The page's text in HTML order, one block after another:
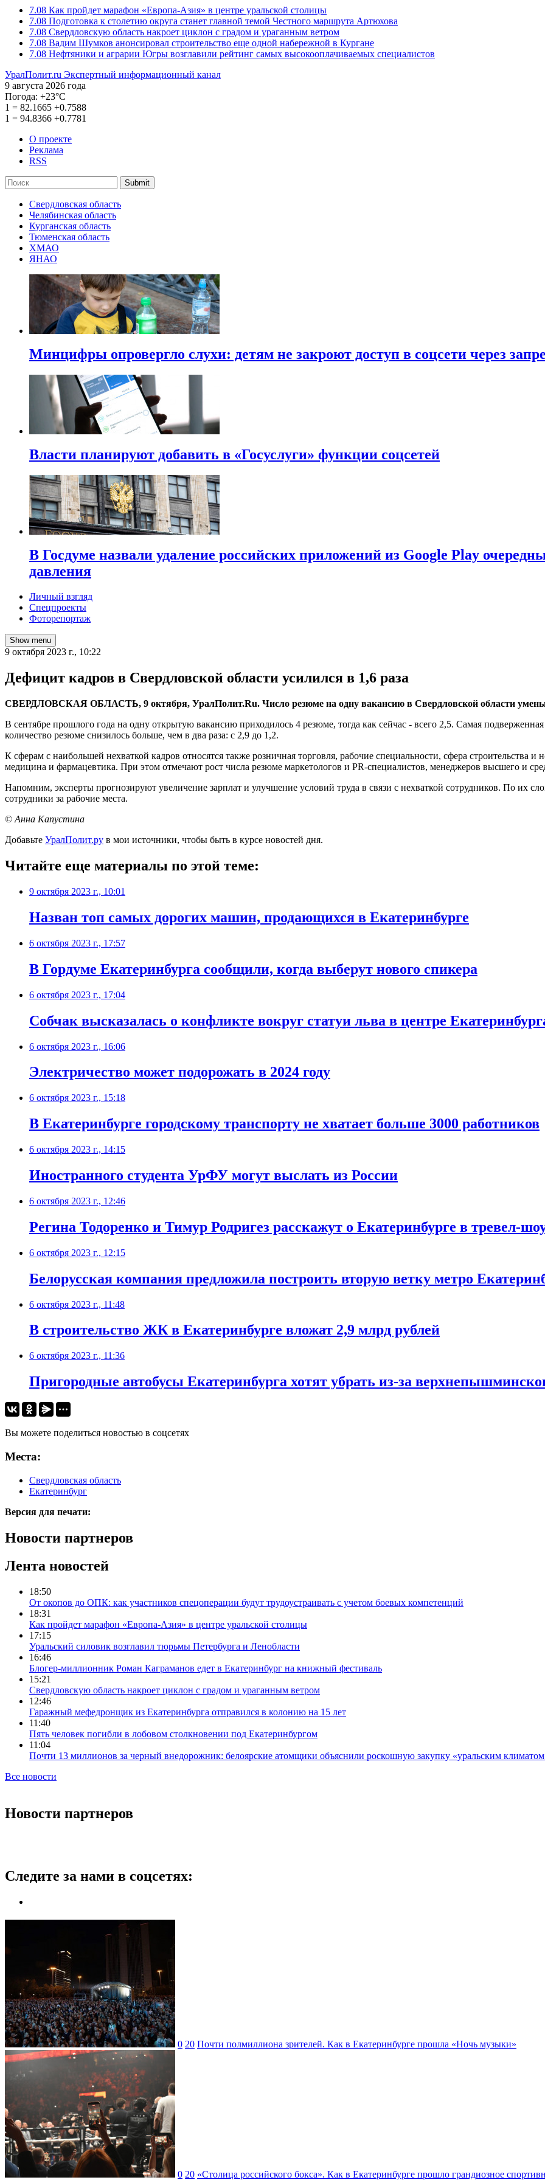
7.08 Как пройдет марафон «Европа-Азия» в центре уральской столицы
7.08 Подготовка к столетию округа станет главной темой Честного маршрута Артюхова
7.08 Свердловскую область накроет циклон с градом и ураганным ветром
7.08 Вадим Шумков анонсировал строительство еще одной набережной в Кургане
7.08 Нефтяники и аграрии Югры возглавили рейтинг самых высокооплачиваемых специалистов
УралПолит.ru Экспертный информационный канал
9 августа 2026 года
Погода: +23°С
1 = 82.1665 +0.7588
1 = 94.8366 +0.7781
О проекте
Реклама
RSS
Submit
Свердловская область
Челябинская область
Курганская область
Тюменская область
ХМАО
ЯНАО
Минцифры опровергло слухи: детям не закроют доступ в соцсети через
Власти планируют добавить в «Госуслуги» функции соцсетей
В Госдуме назвали удаление российских приложений из Google Play
давления
Личный взгляд
Спецпроекты
Фоторепортаж
Show menu
9 октября 2023 г., 10:22
Дефицит кадров в Свердловской области усилился в 1,6 раза
СВЕРДЛОВСКАЯ ОБЛАСТЬ, 9 октября, УралПолит.Ru. Число резюме на одну вакансию в Свердловской области
В сентябре прошлого года на одну открытую вакансию приходилось 4 резюме, тогда как сейчас - всего 2,5. Самая
количество резюме снизилось больше, чем в два раза: с 2,9 до 1,2.
К сферам с наибольшей нехваткой кадров относятся также розничная торговля, рабочие специальности, сфера строительства
медицина и фармацевтика. При этом отмечают рост числа резюме маркетологов и PR-специалистов, менеджеров высшего и
Напомним, эксперты прогнозируют увеличение зарплат и улучшение условий труда в связи с нехваткой сотрудников. По их
сотрудники за рабочие места.
© Анна Капустина
Добавьте УралПолит.ру в мои источники, чтобы быть в курсе новостей дня.
Читайте еще материалы по этой теме:
9 октября 2023 г., 10:01
Назван топ самых дорогих машин, продающихся в Екатеринбурге
6 октября 2023 г., 17:57
В Гордуме Екатеринбурга сообщили, когда выберут нового спикера
6 октября 2023 г., 17:04
Собчак высказалась о конфликте вокруг статуи льва в центре
6 октября 2023 г., 16:06
Электричество может подорожать в 2024 году
6 октября 2023 г., 15:18
В Екатеринбурге городскому транспорту не хватает больше 3000 работников
6 октября 2023 г., 14:15
Иностранного студента УрФУ могут выслать из России
6 октября 2023 г., 12:46
Регина Тодоренко и Тимур Родригез расскажут о Екатеринбурге в тревел-
6 октября 2023 г., 12:15
Белорусская компания предложила построить вторую ветку метро
6 октября 2023 г., 11:48
В строительство ЖК в Екатеринбурге вложат 2,9 млрд рублей
6 октября 2023 г., 11:36
Пригородные автобусы Екатеринбурга хотят убрать из-за
Вы можете поделиться новостью в соцсетях
Места:
Свердловская область
Екатеринбург
Версия для печати:
Новости партнеров
Лента новостей
18:50
От окопов до ОПК: как участников спецоперации будут трудоустраивать с учетом боевых компетенций
18:31
Как пройдет марафон «Европа-Азия» в центре уральской столицы
17:15
Уральский силовик возглавил тюрьмы Петербурга и Ленобласти
16:46
Блогер-миллионник Роман Каграманов едет в Екатеринбург на книжный фестиваль
15:21
Свердловскую область накроет циклон с градом и ураганным ветром
12:46
Гаражный мефедронщик из Екатеринбурга отправился в колонию на 15 лет
11:40
Пять человек погибли в лобовом столкновении под Екатеринбургом
11:04
Почти 13 миллионов за черный внедорожник: белоярские атомщики объяснили роскошную закупку «уральским
Все новости
Новости партнеров
Следите за нами в соцсетях:
0 20 Почти полмиллиона зрителей. Как в Екатеринбурге прошла «Ночь музыки»
0 20 «Столица российского бокса». Как в Екатеринбурге прошло грандиозное